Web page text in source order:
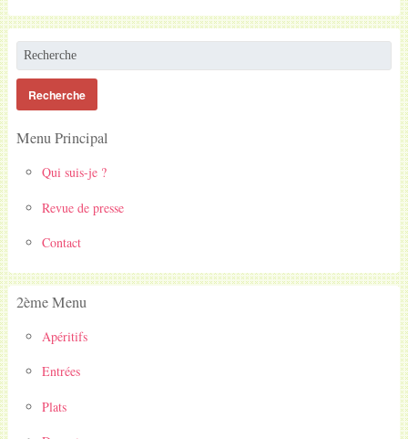
Menu Principal
Qui suis-je ?
Revue de presse
Contact
2ème Menu
Apéritifs
Entrées
Plats